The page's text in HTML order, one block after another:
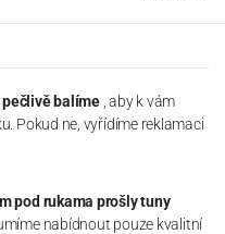
pečlivě balíme , aby k vám
Pokud ne, vyřídíme reklamaci
pod rukama prošly tuny
nabídnout pouze kvalitní